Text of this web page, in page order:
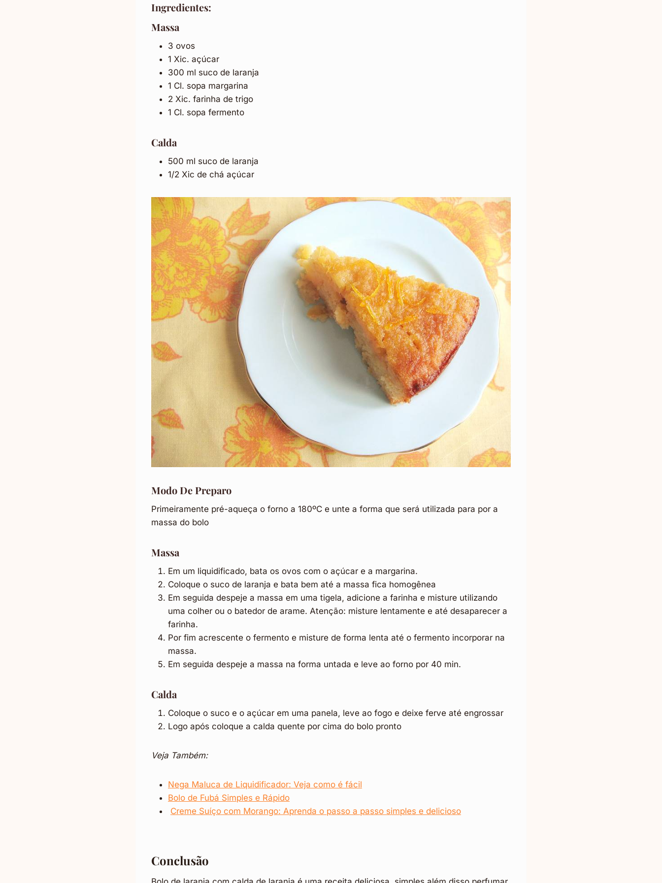
Ingredientes:
Massa
3 ovos
1 Xic. açúcar
300 ml suco de laranja
1 Cl. sopa margarina
2 Xic. farinha de trigo
1 Cl. sopa fermento
Calda
500 ml suco de laranja
1/2 Xic de chá açúcar
Modo De Preparo
Primeiramente pré-aqueça o forno a 180ºC e unte a forma que será utilizada para por a
massa do bolo
Massa
Em um liquidificado, bata os ovos com o açúcar e a margarina.
Coloque o suco de laranja e bata bem até a massa fica homogênea
Em seguida despeje a massa em uma tigela, adicione a farinha e misture utilizando
uma colher ou o batedor de arame. Atenção: misture lentamente e até desaparecer a
farinha.
Por fim acrescente o fermento e misture de forma lenta até o fermento incorporar na
massa.
Em seguida despeje a massa na forma untada e leve ao forno por 40 min.
Calda
Coloque o suco e o açúcar em uma panela, leve ao fogo e deixe ferve até engrossar
Logo após coloque a calda quente por cima do bolo pronto
Veja Também:
Nega Maluca de Liquidificador: Veja como é fácil
Bolo de Fubá Simples e Rápido
Creme Suíço com Morango: Aprenda o passo a passo simples e delicioso
Conclusão